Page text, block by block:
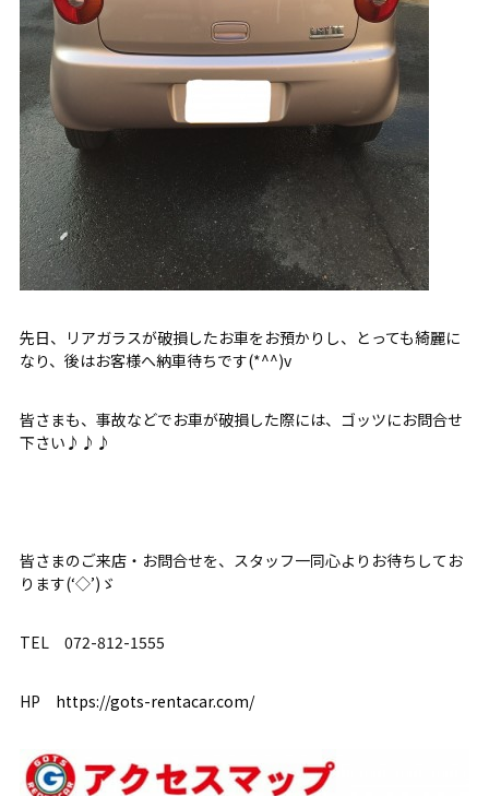
先日、リアガラスが破損したお車をお預かりし、とっても綺麗に
なり、後はお客様へ納車待ちです(*^^)v
皆さまも、事故などでお車が破損した際には、ゴッツにお問合せ
下さい♪♪♪
皆さまのご来店・お問合せを、スタッフ一同心よりお待ちしてお
ります(‘◇’)ゞ
TEL 072-812-1555
HP https://gots-rentacar.com/